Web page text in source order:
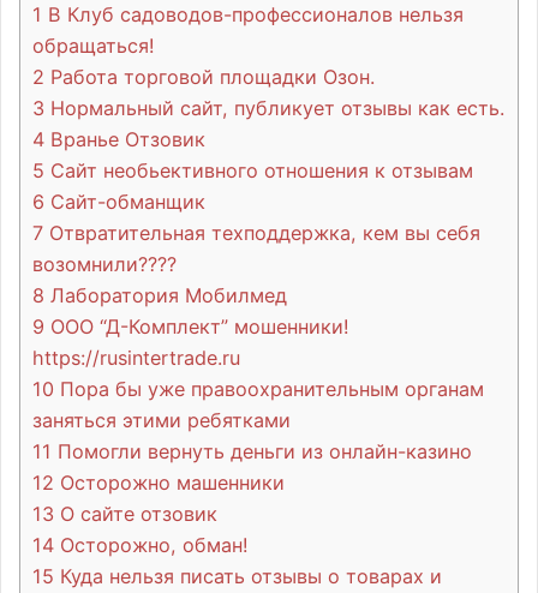
1 В Клуб садоводов-профессионалов нельзя
обращаться!
2 Работа торговой площадки Озон.
3 Нормальный сайт, публикует отзывы как есть.
4 Вранье Отзовик
5 Сайт необьективного отношения к отзывам
6 Сайт-обманщик
7 Отвратительная техподдержка, кем вы себя
возомнили????
8 Лаборатория Мобилмед
9 ООО “Д-Комплект” мошенники!
https://rusintertrade.ru
10 Пора бы уже правоохранительным органам
заняться этими ребятками
11 Помогли вернуть деньги из онлайн-казино
12 Осторожно машенники
13 О сайте отзовик
14 Осторожно, обман!
15 Куда нельзя писать отзывы о товарах и